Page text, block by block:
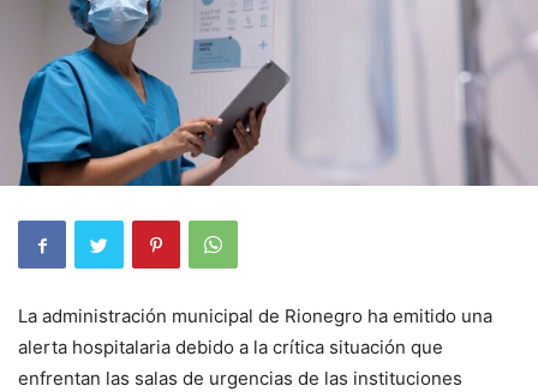
La administración municipal de Rionegro ha emitido una
alerta hospitalaria debido a la crítica situación que
enfrentan las salas de urgencias de las instituciones